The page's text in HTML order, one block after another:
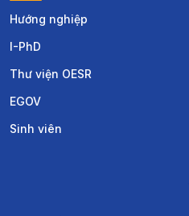
Hướng nghiệp
I-PhD
Thư viện OESR
EGOV
Sinh viên